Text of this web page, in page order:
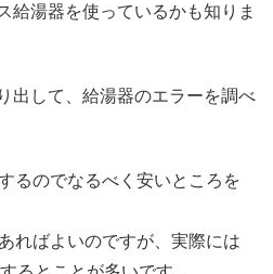
給湯器を使っているかも知りま
出して、給湯器のエラーを調べ
るのでなるべく安いところを
ればよいのですが、実際には